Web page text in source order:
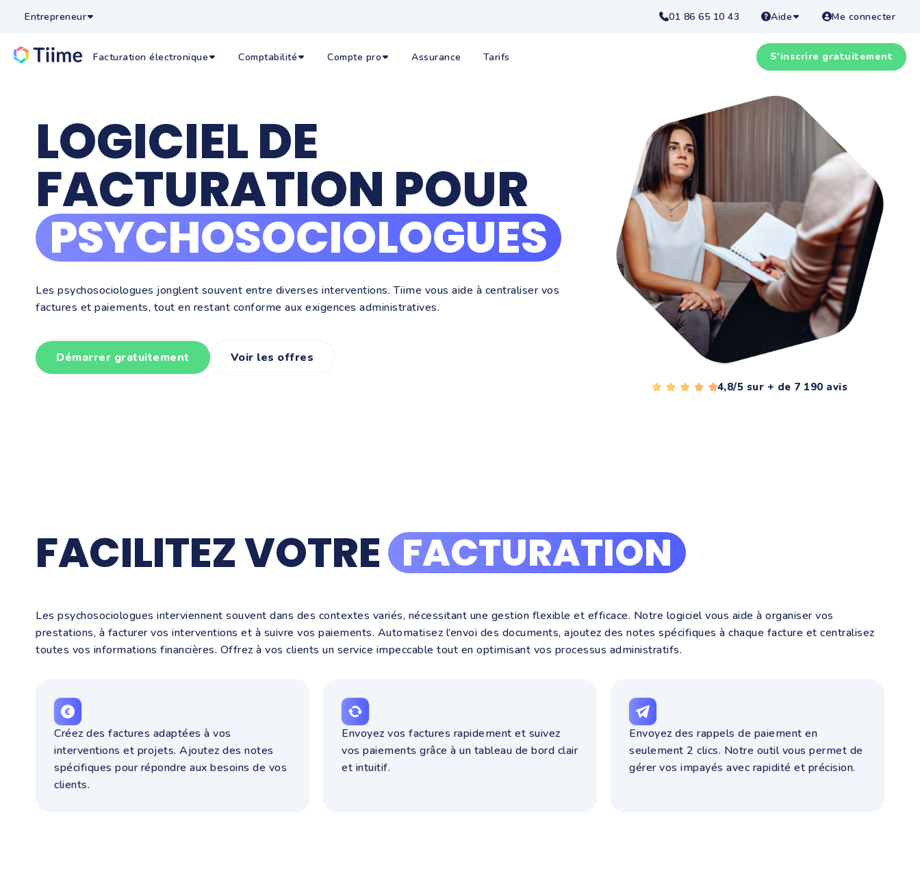
Entrepreneur 01 86 65 10 43 Aide Me connecter
Facturation électronique Comptabilité Compte pro Assurance Tarifs S'inscrire gratuitement
LOGICIEL DE
FACTURATION POUR
PSYCHOSOCIOLOGUES
Les psychosociologues jonglent souvent entre diverses interventions. Tiime vous aide à centraliser vos
factures et paiements, tout en restant conforme aux exigences administratives.
Démarrer gratuitement Voir les offres
4,8/5 sur + de 7 190 avis
FACILITEZ VOTRE FACTURATION
Les psychosociologues interviennent souvent dans des contextes variés, nécessitant une gestion flexible et efficace. Notre logiciel vous aide à organiser vos
prestations, à facturer vos interventions et à suivre vos paiements. Automatisez l’envoi des documents, ajoutez des notes spécifiques à chaque facture et centralisez
toutes vos informations financières. Offrez à vos clients un service impeccable tout en optimisant vos processus administratifs.
Créez des factures adaptées à vos
interventions et projets. Ajoutez des notes
spécifiques pour répondre aux besoins de vos
clients.
Envoyez vos factures rapidement et suivez
vos paiements grâce à un tableau de bord clair
et intuitif.
Envoyez des rappels de paiement en
seulement 2 clics. Notre outil vous permet de
gérer vos impayés avec rapidité et précision.